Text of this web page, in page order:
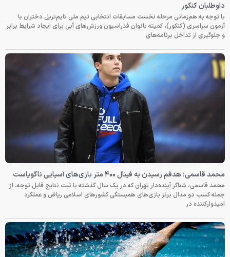
داوطلبان کنکور
با توجه به هم‌زمانی مرحله نخست مسابقات انتخابی تیم ملی تایم‌تریل دختران با
آزمون سراسری (کنکور)، کمیته بانوان فدراسیون ورزش‌های آبی برای ایجاد شرایط برابر
و جلوگیری از تداخل برنامه‌های
محمد قاسمی: هدفم رسیدن به فینال ۴۰۰ متر بازی‌های آسیایی ناگویاست
محمد قاسمی، شناگر آینده‌دار تهران که در یک سال گذشته با ثبت نتایج قابل توجه، از
جمله کسب دو مدال برنز بازی‌های همبستگی کشورهای اسلامی ریاض و عملکرد
امیدوارکننده در